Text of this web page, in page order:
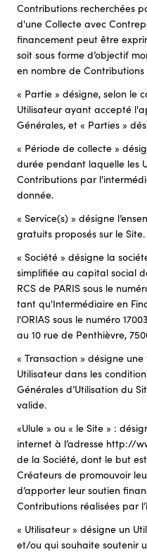
Contributions recherchées
d'une Collecte avec
financement peut être
soit sous forme d’objectif
en nombre de
« Partie » désigne, selon le
Utilisateur ayant accepté
Générales, et « Parties »
« Période de collecte »
durée pendant laquelle les
Contributions par
donnée.
« Service(s) » désigne
gratuits proposés sur le Site.
« Société » désigne la
simplifiée au capital social
RCS de PARIS sous le
tant qu'Intermédiaire en
l'ORIAS sous le numéro
au 10 rue de Penthièvre,
« Transaction » désigne
Utilisateur dans les
Générales d’Utilisation du
valide.
«Ulule » ou « le Site » :
internet à l’adresse http://
de la Société, dont le but
Créateurs de promouvoir
d’apporter leur soutien
Contributions réalisées par
« Utilisateur » désigne un
et/ou qui souhaite soutenir